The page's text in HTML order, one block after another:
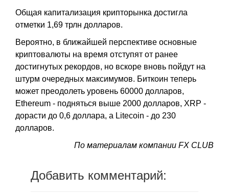
Общая капитализация крипторынка достигла
отметки 1,69 трлн долларов.
Вероятно, в ближайшей перспективе основные
криптовалюты на время отступят от ранее
достигнутых рекордов, но вскоре вновь пойдут на
штурм очередных максимумов. Биткоин теперь
может преодолеть уровень 60000 долларов,
Ethereum - подняться выше 2000 долларов, XRP -
дорасти до 0,6 доллара, а Litecoin - до 230
долларов.
По материалам компании FX CLUB
Добавить комментарий: